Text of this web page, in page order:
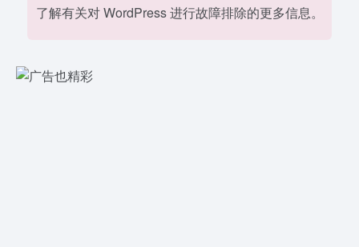
了解有关对 WordPress 进行故障排除的更多信息。